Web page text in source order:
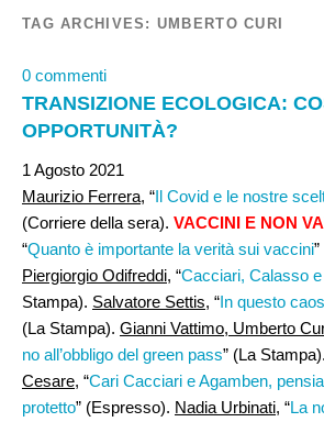
TAG ARCHIVES: UMBERTO CURI
0 commenti
TRANSIZIONE ECOLOGICA:
OPPORTUNITÀ?
1 Agosto 2021
Maurizio Ferrera, “Il Covid e le nostre
(Corriere della sera). VACCINI E NON
“Quanto è importante la verità sui vaccini
Piergiorgio Odifreddi, “Cacciari, Calasso
Stampa). Salvatore Settis, “In questo
(La Stampa). Gianni Vattimo, Umberto
no all’obbligo del green pass” (La Stampa).
Cesare, “Cari Cacciari e Agamben,
protetto” (Espresso). Nadia Urbinati, “La